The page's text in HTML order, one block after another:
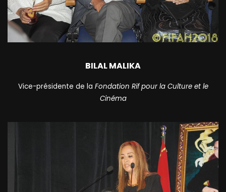
BILAL MALIKA
Vice-présidente de la Fondation Rif pour la Culture et le
Cinéma